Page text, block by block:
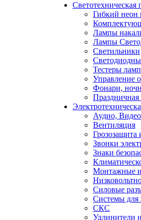
Светотехническая
Гибкий неон
Лампы
Лампы
Светильники
Тестеры ламп
Управление
Фонари,
Праздничная
Аудио,
Вентиляция
Грозозащита
Звонки
Знаки
Монтажные
Силовые
Системы для
СКС
Удлинители